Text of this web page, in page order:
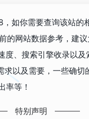
如你需要查询该站的
的网站数据参考，建
、搜索引擎收录以
以及需要，一些确
率等！
特别声明